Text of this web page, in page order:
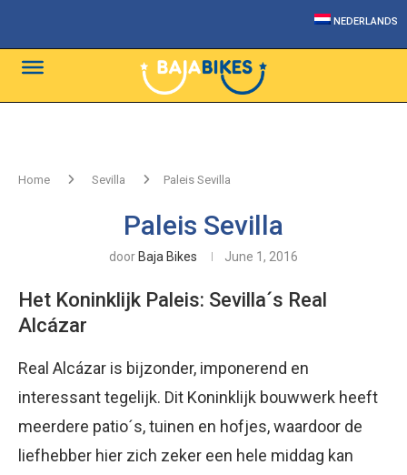
NEDERLANDS
Home Sevilla Paleis Sevilla
Paleis Sevilla
door Baja Bikes June 1, 2016
Het Koninklijk Paleis: Sevilla´s Real
Alcázar
Real Alcázar is bijzonder, imponerend en
interessant tegelijk. Dit Koninklijk bouwwerk heeft
meerdere patio´s, tuinen en hofjes, waardoor de
liefhebber hier zich zeker een hele middag kan